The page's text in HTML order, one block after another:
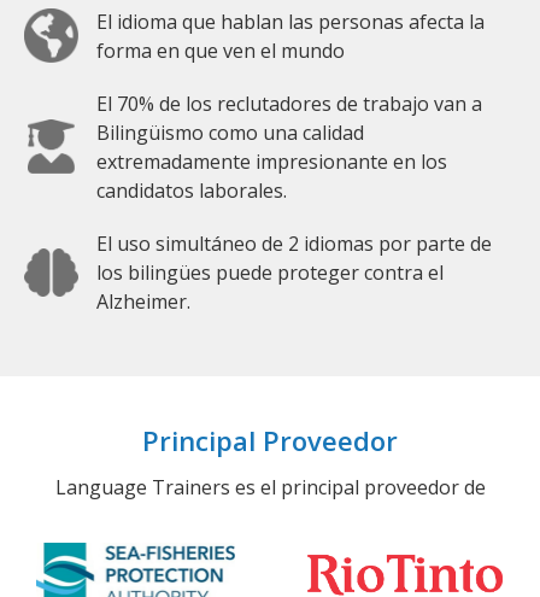
El idioma que hablan las personas afecta la
forma en que ven el mundo
El 70% de los reclutadores de trabajo van a
Bilingüismo como una calidad
extremadamente impresionante en los
candidatos laborales.
El uso simultáneo de 2 idiomas por parte de
los bilingües puede proteger contra el
Alzheimer.
Principal Proveedor
Language Trainers es el principal proveedor de